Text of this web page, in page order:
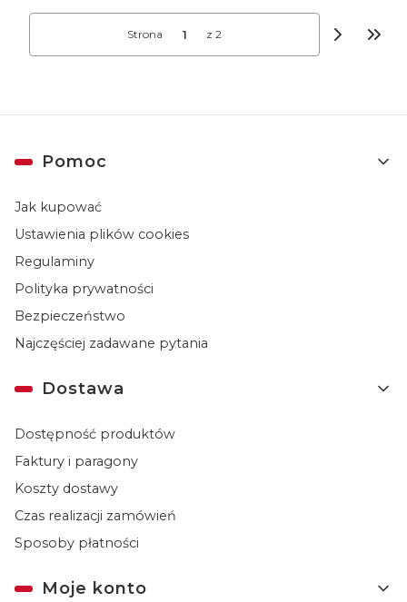
Strona z 2
Linki w stopce
Pomoc
Jak kupować
Ustawienia plików cookies
Regulaminy
Polityka prywatności
Bezpieczeństwo
Najczęściej zadawane pytania
Dostawa
Dostępność produktów
Faktury i paragony
Koszty dostawy
Czas realizacji zamówień
Sposoby płatności
Moje konto